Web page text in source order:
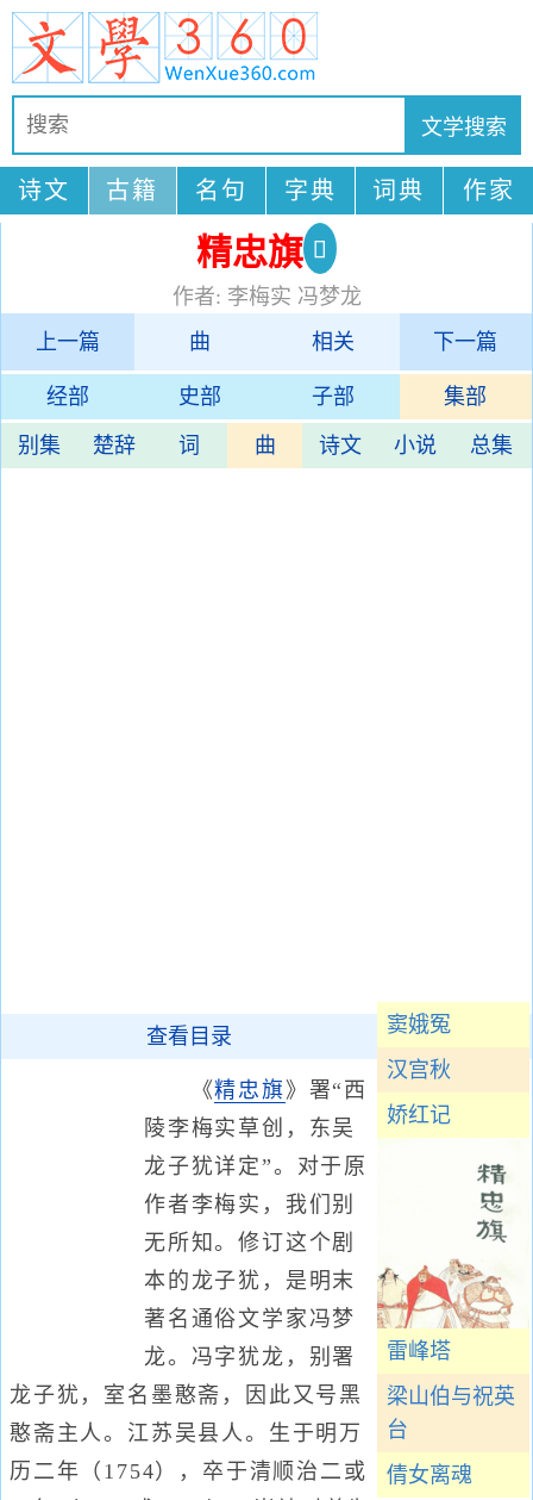
诗文 古籍 名句 字典 词典 作家
精忠旗
作者: 李梅实 冯梦龙
上一篇
曲 相关 下一篇
经部 史部 子部 集部
别集 楚辞 词 曲 诗文 小说 总集
窦娥冤
汉宫秋
娇红记
雷峰塔
梁山伯与祝英
台
倩女离魂
查看目录
《精忠旗》署“西
陵李梅实草创，东吴
龙子犹详定”。对于原
作者李梅实，我们别
无所知。修订这个剧
本的龙子犹，是明末
著名通俗文学家冯梦
龙。冯字犹龙，别署
龙子犹，室名墨憨斋，因此又号黑
憨斋主人。江苏吴县人。生于明万
历二年（1754），卒于清顺治二或